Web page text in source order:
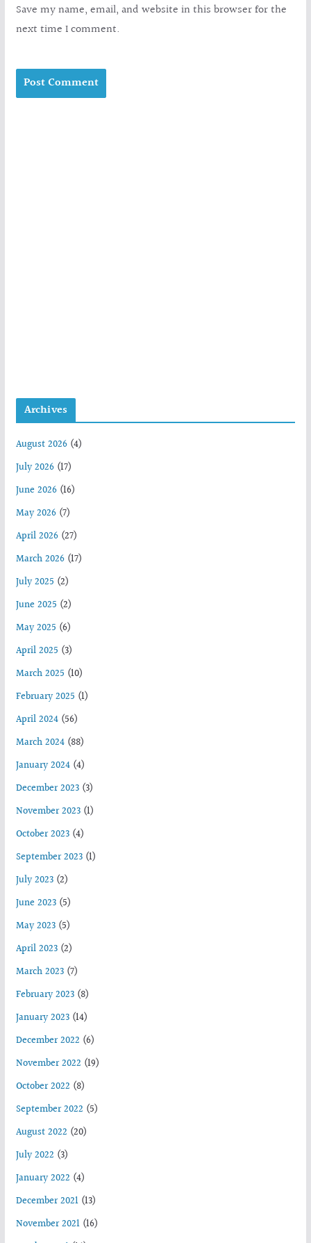
Save my name, email, and website in this browser for the
next time I comment.
Archives
August 2026(4)
July 2026(17)
June 2026(16)
May 2026(7)
April 2026(27)
March 2026(17)
July 2025 (2)
June 2025 (2)
May 2025 (6)
April 2025 (3)
March 2025 (10)
February 2025 (1)
April 2024(56)
March 2024(88)
January 2024(4)
December 2023(3)
November 2023(1)
October 2023(4)
September 2023(1)
July 2023(2)
June 2023(5)
May 2023(5)
April 2023(2)
March 2023(7)
February 2023(8)
January 2023(14)
December 2022 (6)
November 2022 (19)
October 2022 (8)
September 2022 (5)
August 2022 (20)
July 2022 (3)
January 2022 (4)
December 2021(13)
November 2021(16)